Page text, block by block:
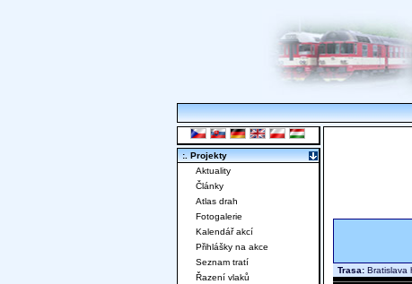
Trasa: Bratislava
:. Projekty
Aktuality
Články
Atlas drah
Fotogalerie
Kalendář akcí
Přihlášky na akce
Seznam tratí
Řazení vlaků